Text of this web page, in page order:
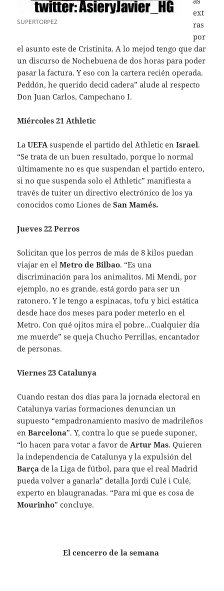
SUPERTORPEZ
ext
ras
por
el asunto este de Cristinita. A lo mejod tengo que dar
un discurso de Nochebuena de dos horas para poder
pasar la factura. Y eso con la cartera recién operada.
Peddón, he querido decid cadera” alude al respecto
Don Juan Carlos, Campechano I.
Miércoles 21 Athletic
LaUEFA suspende el partido del Athletic en Israel.
“Se trata de un buen resultado, porque lo normal
últimamente no es que suspendan el partido entero,
si no que suspenda solo el Athletic” manifiesta a
través de tuiter un directivo electrónico de los ya
conocidos como Liones deSan Mamés.
Jueves 22 Perros
Solicitan que los perros de más de 8 kilos puedan
viajar en elMetro de Bilbao. “Es una
discriminación para los animalitos. Mi Mendi, por
ejemplo, no es grande, está gordo para ser un
ratonero. Y le tengo a espinacas, tofu y bici estática
desde hace dos meses para poder meterlo en el
Metro. Con qué ojitos mira el pobre…Cualquier día
me muerde” se queja Chucho Perrillas, encantador
de personas.
Viernes 23 Catalunya
Cuando restan dos días para la jornada electoral en
Catalunya varias formaciones denuncian un
supuesto “empadronamiento masivo de madrileños
enBarcelona”. Y, contra lo que se puede suponer,
“lo hacen para votar a favor de Artur Mas. Quieren
la independencia de Catalunya y la expulsión del
Barçade la Liga de fútbol, para que el real Madrid
pueda volver a ganarla” detalla Jordi Culé i Culé,
experto en blaugranadas. “Para mi que es cosa de
Mourinho” concluye.
El cencerro de la semana